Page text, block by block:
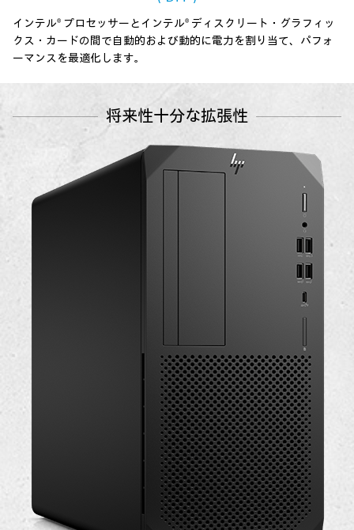
インテル® プロセッサーとインテル® ディスクリート・グラフィッ
クス・カードの間で自動的および動的に電力を割り当て、パフォ
ーマンスを最適化します。
将来性十分な拡張性